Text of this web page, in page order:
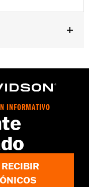
- Consultawww.h-
INFORMATIVO